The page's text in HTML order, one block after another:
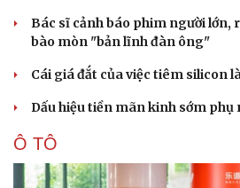
Bác sĩ cảnh báo phim người lớn,
bào mòn "bản lĩnh đàn ông"
Cái giá đắt của việc tiêm silicon
Dấu hiệu tiền mãn kinh sớm phụ
Ô TÔ